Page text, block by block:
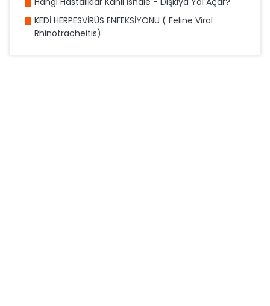
KEDİ HERPESVİRÜS ENFEKSİYONU ( Feline Viral
Rhinotracheitis)